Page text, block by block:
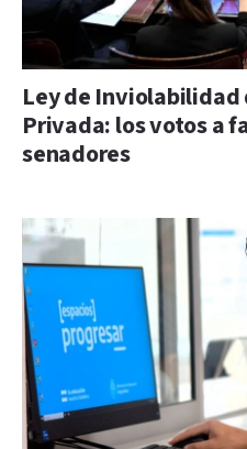
Ley de Inviolabilidad
Privada: los votos a
senadores